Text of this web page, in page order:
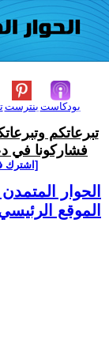
بنترست بودكاست
تبرعاتكم
فشاركونا في
[اشترك
الحوار
الموقع